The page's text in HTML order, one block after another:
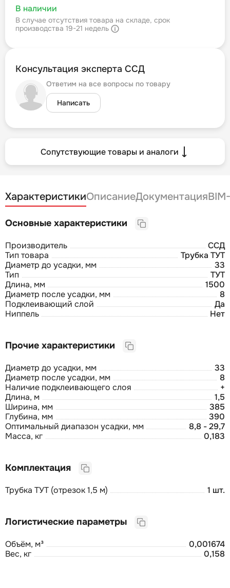
В наличии
В случае отсутствия товара на складе, срок
производства 19-21 недель
Консультация эксперта ССД
Ответим на все вопросы по товару
Написать
Сопутствующие товары и аналоги
ХарактеристикиОписаниеДокументация
Основные характеристики
Производитель
ССД
Тип товара
Трубка ТУТ
Диаметр до усадки, мм
33
Тип
ТУТ
Длина, мм
1500
Диаметр после усадки, мм
8
Подклеивающий слой
Да
Ниппель
Нет
Прочие характеристики
Диаметр до усадки, мм
33
Диаметр после усадки, мм
8
Наличие подклеивающего слоя
+
Длина, м
1,5
Ширина, мм
385
Глубина, мм
390
Оптимальный диапазон усадки, мм
8,8 - 29,7
Масса, кг
0,183
Комплектация
Трубка ТУТ (отрезок 1,5 м) 1 шт.
Логистические параметры
Объём, м³
0,001674
Вес, кг
0,158